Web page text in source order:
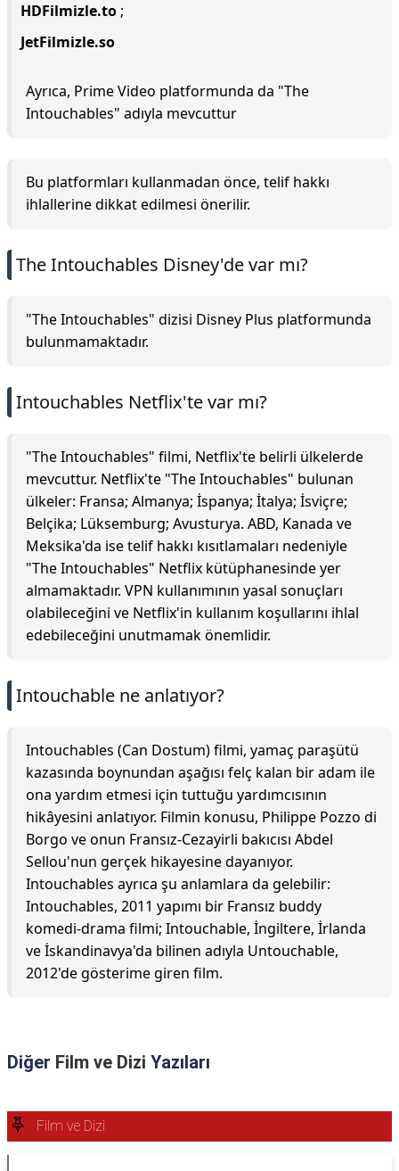
HDFilmizle.to ;
JetFilmizle.so
Ayrıca, Prime Video platformunda da "The
Intouchables" adıyla mevcuttur
Bu platformları kullanmadan önce, telif hakkı
ihlallerine dikkat edilmesi önerilir.
The Intouchables Disney'de var mı?
"The Intouchables" dizisi Disney Plus platformunda
bulunmamaktadır.
Intouchables Netflix'te var mı?
"The Intouchables" filmi, Netflix'te belirli ülkelerde
mevcuttur. Netflix'te "The Intouchables" bulunan
ülkeler: Fransa; Almanya; İspanya; İtalya; İsviçre;
Belçika; Lüksemburg; Avusturya. ABD, Kanada ve
Meksika'da ise telif hakkı kısıtlamaları nedeniyle
"The Intouchables" Netflix kütüphanesinde yer
almamaktadır. VPN kullanımının yasal sonuçları
olabileceğini ve Netflix'in kullanım koşullarını ihlal
edebileceğini unutmamak önemlidir.
Intouchable ne anlatıyor?
Intouchables (Can Dostum) filmi, yamaç paraşütü
kazasında boynundan aşağısı felç kalan bir adam ile
ona yardım etmesi için tuttuğu yardımcısının
hikâyesini anlatıyor. Filmin konusu, Philippe Pozzo di
Borgo ve onun Fransız-Cezayirli bakıcısı Abdel
Sellou'nun gerçek hikayesine dayanıyor.
Intouchables ayrıca şu anlamlara da gelebilir:
Intouchables, 2011 yapımı bir Fransız buddy
komedi-drama filmi; Intouchable, İngiltere, İrlanda
ve İskandinavya'da bilinen adıyla Untouchable,
2012'de gösterime giren film.
Diğer Film ve Dizi Yazıları
Film ve Dizi